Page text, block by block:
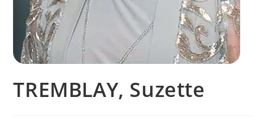
TREMBLAY, Suzette